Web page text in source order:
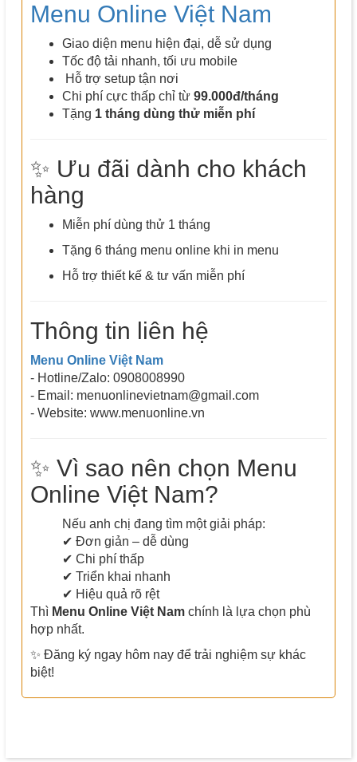
Menu Online Việt Nam
Giao diện menu hiện đại, dễ sử dụng
Tốc độ tải nhanh, tối ưu mobile
Hỗ trợ setup tận nơi
Chi phí cực thấp chỉ từ 99.000đ/tháng
Tặng 1 tháng dùng thử miễn phí
✨ Ưu đãi dành cho khách
hàng
Miễn phí dùng thử 1 tháng
Tặng 6 tháng menu online khi in menu
Hỗ trợ thiết kế & tư vấn miễn phí
Thông tin liên hệ
Menu Online Việt Nam
- Hotline/Zalo: 0908008990
- Email: menuonlinevietnam@gmail.com
- Website: www.menuonline.vn
✨ Vì sao nên chọn Menu
Online Việt Nam?
Nếu anh chị đang tìm một giải pháp:
✔ Đơn giản – dễ dùng
✔ Chi phí thấp
✔ Triển khai nhanh
✔ Hiệu quả rõ rệt
Thì Menu Online Việt Nam chính là lựa chọn phù
hợp nhất.
✨ Đăng ký ngay hôm nay để trải nghiệm sự khác
biệt!